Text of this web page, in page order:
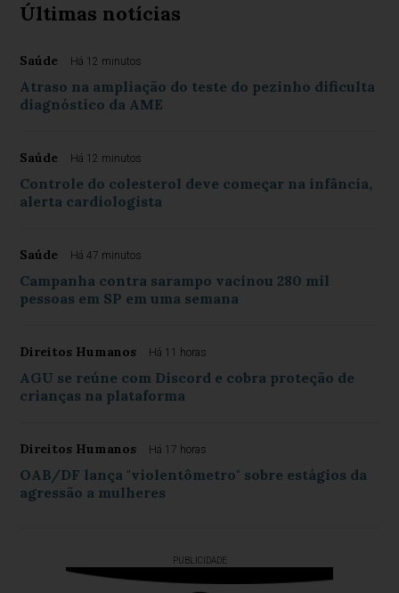
Últimas notícias
Saúde Há 12 minutos
Atraso na ampliação do teste do pezinho dificulta
diagnóstico da AME
Saúde Há 12 minutos
Controle do colesterol deve começar na infância,
alerta cardiologista
Saúde Há 47 minutos
Campanha contra sarampo vacinou 280 mil
pessoas em SP em uma semana
Direitos Humanos Há 11 horas
AGU se reúne com Discord e cobra proteção de
crianças na plataforma
Direitos Humanos Há 17 horas
OAB/DF lança "violentômetro" sobre estágios da
agressão a mulheres
PUBLICIDADE